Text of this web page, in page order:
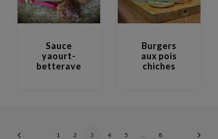
Sauce
yaourt-
betterave
Burgers
aux pois
chiches
1 2 3 4 5 8